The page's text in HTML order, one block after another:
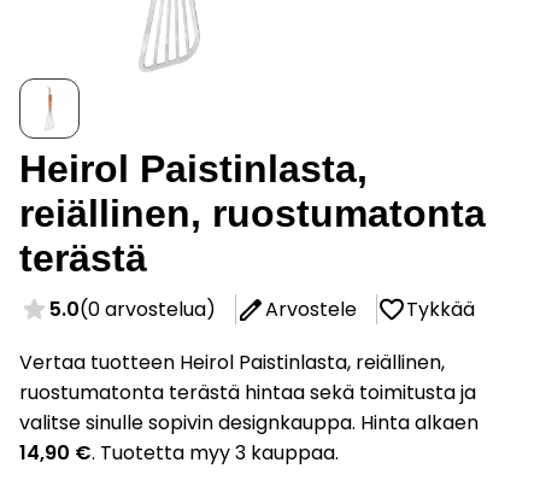
Heirol Paistinlasta,
reiällinen, ruostumatonta
terästä
5.0(0 arvostelua) Arvostele
Tykkää
Vertaa tuotteen Heirol Paistinlasta, reiällinen,
ruostumatonta terästä hintaa sekä toimitusta ja
valitse sinulle sopivin designkauppa. Hinta alkaen
14,90 €. Tuotetta myy 3 kauppaa.